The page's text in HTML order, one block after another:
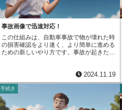
す。技術の進歩や社会情勢の変化に合わせ
て、常に最新の情報を反映させ、より効果
的なものにしていくことが大切です。適切
な個人の情報の保護への取り組みは、組織
が長く安定して発展していく上で欠かせな
い要素となっています。
は、保険料の金額にも大きく影響します。
一般的に、免責金額が高いほど保険料は安
くなり、免責金額が低いほど保険料は高く
なります。これは、自己負担額を増やすこ
とで、保険会社が支払うべき金額が減ると
いう仕組みによります。例えば、同じ補償
内容の保険でも、免責金額を高く設定すれ
れば、万が一の際に自己負担額は少なくな
りますが、毎月支払う保険料は高くなりま
す。このように、免責金額と保険料は表裏
一体の関係にあります。そのため、自分の
経済状況やリスク許容度を考慮し、バラン
事故画像で迅速対応！
この仕組みは、自動車事故で物が壊れた時
の損害確認をより速く、より簡単に進める
ための新しいやり方です。事故が起きた
必要はなくなります。 修理工場で働く人
たちが、壊れた部分をデジタルカメラで写
真に撮り、その写真をインターネットを使
って保険会社に送るだけで確認できるよう
になります。これまで、保険会社の担当者
2024.11.19
手続き